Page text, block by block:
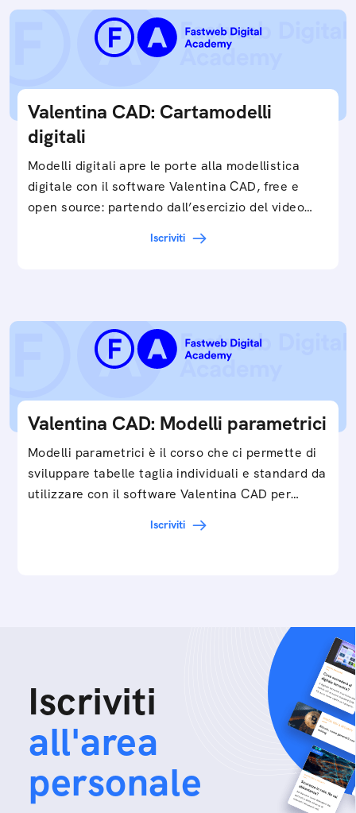
Valentina CAD: Cartamodelli
digitali
Modelli digitali apre le porte alla modellistica
digitale con il software Valentina CAD, free e
open source: partendo dall’esercizio del video…
Iscriviti
Valentina CAD: Modelli parametrici
Modelli parametrici è il corso che ci permette di
sviluppare tabelle taglia individuali e standard da
utilizzare con il software Valentina CAD per…
Iscriviti
Iscriviti
all'area
personale